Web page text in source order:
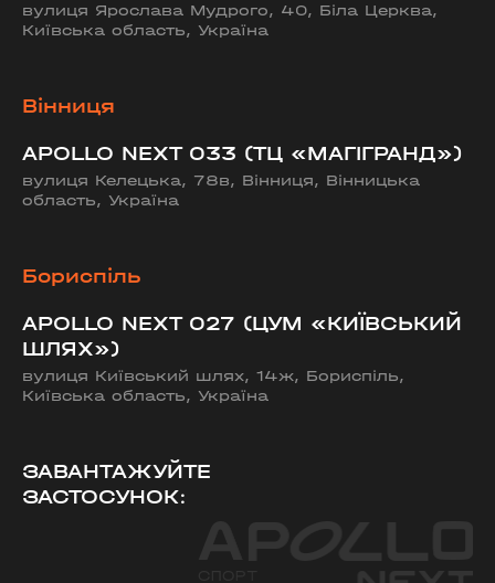
вулиця Ярослава Мудрого, 40, Біла Церква,
Київська область, Україна
Вінниця
APOLLO NEXT 033 (ТЦ «МАГІГРАНД»)
вулиця Келецька, 78в, Вінниця, Вінницька
область, Україна
Бориспіль
APOLLO NEXT 027 (ЦУМ «КИЇВСЬКИЙ
ШЛЯХ»)
вулиця Київський шлях, 14ж, Бориспіль,
Київська область, Україна
ЗАВАНТАЖУЙТЕ
ЗАСТОСУНОК: